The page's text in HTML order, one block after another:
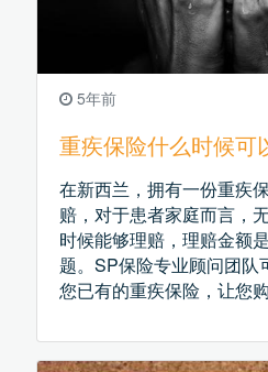
5年前
重疾保险什么时候可
在新西兰，拥有一份重疾
赔，对于患者家庭而言，
时候能够理赔，理赔金额
题。SP保险专业顾问团队
您已有的重疾保险，让您